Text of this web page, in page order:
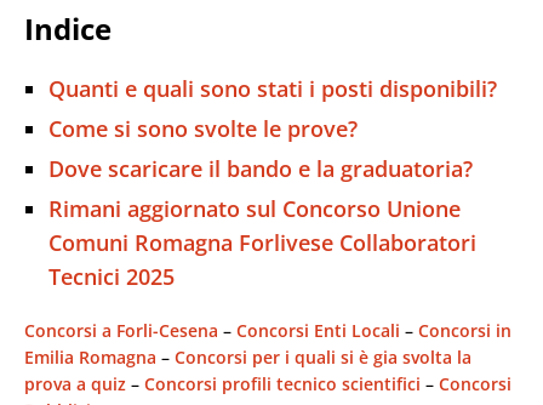
Indice
Quanti e quali sono stati i posti disponibili?
Come si sono svolte le prove?
Dove scaricare il bando e la graduatoria?
Rimani aggiornato sul Concorso Unione
Comuni Romagna Forlivese Collaboratori
Tecnici 2025
Concorsi a Forli-Cesena – Concorsi Enti Locali – Concorsi in
Emilia Romagna – Concorsi per i quali si è gia svolta la
prova a quiz – Concorsi profili tecnico scientifici – Concorsi